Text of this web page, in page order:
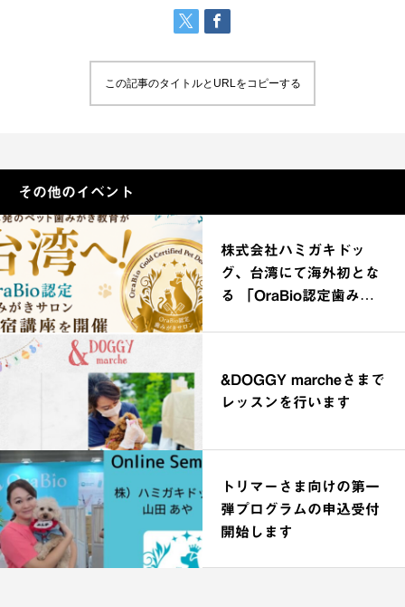
この記事のタイトルとURLをコピーする
その他のイベント
株式会社ハミガキドッ
グ、台湾にて海外初とな
る 「OraBio認定歯みが
&DOGGY marcheさまで
レッスンを行います
トリマーさま向けの第一
弾プログラムの申込受付
開始します